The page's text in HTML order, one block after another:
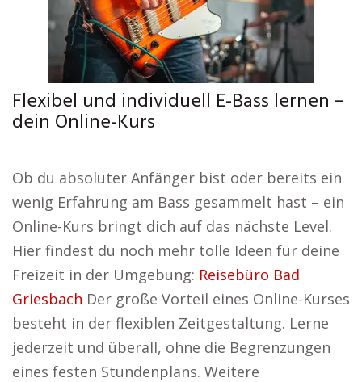
Flexibel und individuell E-Bass lernen –
dein Online-Kurs
Ob du absoluter Anfänger bist oder bereits ein
wenig Erfahrung am Bass gesammelt hast – ein
Online-Kurs bringt dich auf das nächste Level.
Hier findest du noch mehr tolle Ideen für deine
Freizeit in der Umgebung: Reisebüro Bad
Griesbach Der große Vorteil eines Online-Kurses
besteht in der flexiblen Zeitgestaltung. Lerne
jederzeit und überall, ohne die Begrenzungen
eines festen Stundenplans. Weitere